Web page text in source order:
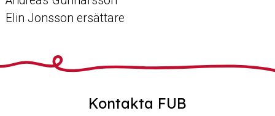
Elin Jonsson ersättare
Kontakta FUB